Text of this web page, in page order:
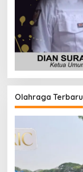
Olahraga Terbaru